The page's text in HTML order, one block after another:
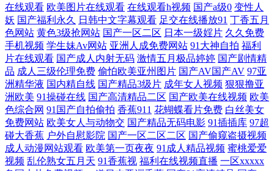
精品视频 精品入口蜜桃入口 www美女色色 超碰在线97伊人 91美女色色
五月婷婷家庭教师 91n女在线 无码免费观看 黄色毛片久久 91区在线视频
观看 日韩一二三AV 囯产精品一二三 91看片看 在线天堂乱轮网站 欧美孕
妇與人妖 国产精品欧美在线网址 91视频网站免费版 亚洲成人天堂网无 久
久精品多人 91一区三区 深夜小视频 国产一本在线 久操久热在线资源 91在
在线观看 欧美图片在线观看 在线观看h视频 国产a级0 变性人
妖 国产福利永久 日韩中文字幕观看 足交在线播放91 丁香五月
色网站 黄色3级抢网站 国产一区二区 日本一级婬片 久久免费
手机视频 学生妹Av网站 亚洲人成免费网站 91大神自拍 福利
片在线观看 国产成人内射无码 激情五月极品婷婷 国产剧情精
品 成人三级伦理免费 偷怕欧美亚州图片 国产AV国产AV 97亚
洲精华液 国内精自线 国产精品3级片 成年女人视频 狠狠撸亚
洲欧美 91操碰在线 国产高清精品二区 国产欧美在线视频 欧美
色综合网 91国产自拍偷拍 香蕉911 花蝴蝶看片免费 白丝美女
免费网站 欧美女人与动物交 国产精品无码电影 91插插库 97超
碰大香蕉 户外自慰影院 国产一区二区二区 国产偷窥盗摄视频
成人动漫网站观看 欧美第一页夜夜 91成人精品视频 蜜桃爱爱
视频 乱伦熟女五月天 91香蕉视 福利在线视频直播 一区xxxxx